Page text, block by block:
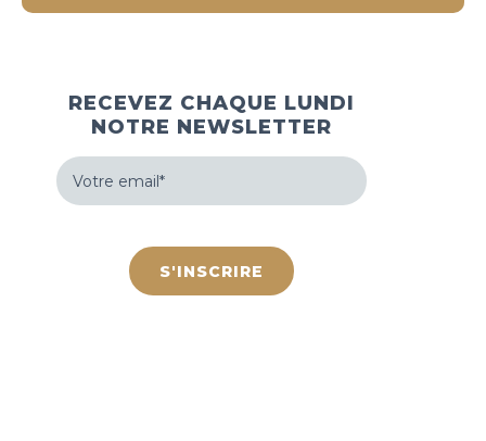
RECEVEZ CHAQUE LUNDI
NOTRE NEWSLETTER
Votre
email
(Nécessaire)